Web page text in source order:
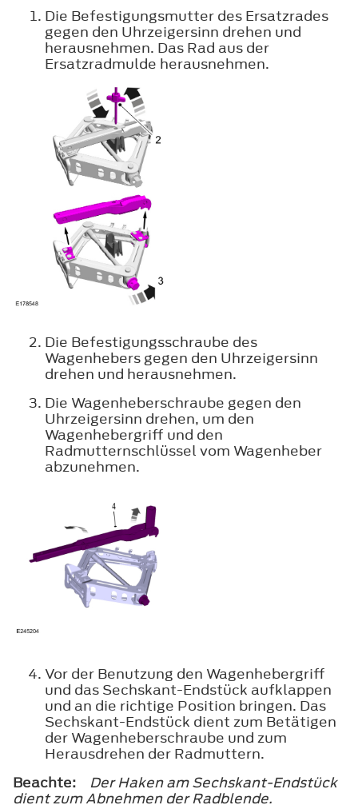
Die Befestigungsmutter des Ersatzrades
gegen den Uhrzeigersinn drehen und
herausnehmen. Das Rad aus der
Ersatzradmulde herausnehmen.
Die Befestigungsschraube des
Wagenhebers gegen den Uhrzeigersinn
drehen und herausnehmen.
Die Wagenheberschraube gegen den
Uhrzeigersinn drehen, um den
Wagenhebergriff und den
Radmutternschlüssel vom Wagenheber
abzunehmen.
Vor der Benutzung den Wagenhebergriff
und das Sechskant-Endstück aufklappen
und an die richtige Position bringen. Das
Sechskant-Endstück dient zum Betätigen
der Wagenheberschraube und zum
Herausdrehen der Radmuttern.
Beachte:
Der Haken am Sechskant-Endstück
dient zum Abnehmen der Radblende.